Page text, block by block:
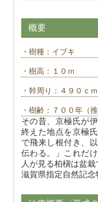
概要
・樹種：イブキ
・樹高：１０ｍ
・幹周り：４９０ｃｍ
・樹齢：７００年（推
その昔、京極氏が
終えた地点を京極
で飛来し根付き、
伝わる。」これだ
人が見る柏槇は盆栽
滋賀県指定自然記念